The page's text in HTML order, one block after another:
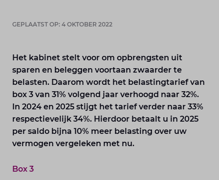
GEPLAATST OP: 4 OKTOBER 2022
Het kabinet stelt voor om opbrengsten uit
sparen en beleggen voortaan zwaarder te
belasten. Daarom wordt het belastingtarief van
box 3 van 31% volgend jaar verhoogd naar 32%.
In 2024 en 2025 stijgt het tarief verder naar 33%
respectievelijk 34%. Hierdoor betaalt u in 2025
per saldo bijna 10% meer belasting over uw
vermogen vergeleken met nu.
Box 3